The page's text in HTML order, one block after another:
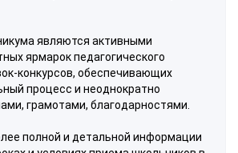
являются активными
ярмарок педагогического
конкурсов, обеспечивающих
процесс и неоднократно
грамотами, благодарностями.
полной и детальной информации